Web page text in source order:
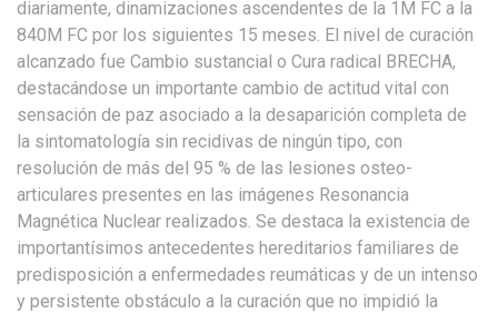
diariamente, dinamizaciones ascendentes de la 1M FC a la
840M FC por los siguientes 15 meses. El nivel de curación
alcanzado fue Cambio sustancial o Cura radical BRECHA,
destacándose un importante cambio de actitud vital con
sensación de paz asociado a la desaparición completa de
la sintomatología sin recidivas de ningún tipo, con
resolución de más del 95 % de las lesiones osteo-
articulares presentes en las imágenes Resonancia
Magnética Nuclear realizados. Se destaca la existencia de
importantísimos antecedentes hereditarios familiares de
predisposición a enfermedades reumáticas y de un intenso
y persistente obstáculo a la curación que no impidió la